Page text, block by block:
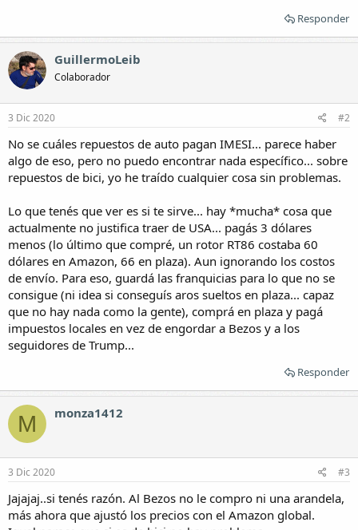
Responder
GuillermoLeib
Colaborador
3 Dic 2020 #2
No se cuáles repuestos de auto pagan IMESI... parece haber
algo de eso, pero no puedo encontrar nada específico... sobre
repuestos de bici, yo he traído cualquier cosa sin problemas.
Lo que tenés que ver es si te sirve... hay *mucha* cosa que
actualmente no justifica traer de USA... pagás 3 dólares
menos (lo último que compré, un rotor RT86 costaba 60
dólares en Amazon, 66 en plaza). Aun ignorando los costos
de envío. Para eso, guardá las franquicias para lo que no se
consigue (ni idea si conseguís aros sueltos en plaza... capaz
que no hay nada como la gente), comprá en plaza y pagá
impuestos locales en vez de engordar a Bezos y a los
seguidores de Trump...
Responder
M monza1412
3 Dic 2020 #3
Jajajaj..si tenés razón. Al Bezos no le compro ni una arandela,
más ahora que ajustó los precios con el Amazon global.